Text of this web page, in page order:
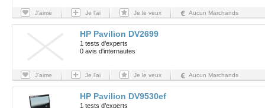
J'aime Je l'ai Je le veux Aucun Marchands
HP Pavilion DV2699
1 tests d’experts
0 avis d'internautes
J'aime Je l'ai Je le veux Aucun Marchands
HP Pavilion DV9530ef
1 tests d’experts